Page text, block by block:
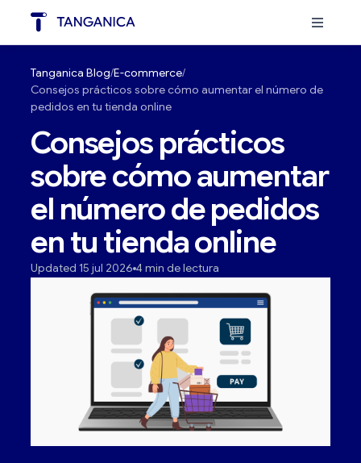
Tanganica Blog E-commerce
Consejos prácticos sobre cómo aumentar el número de
pedidos en tu tienda online
Consejos prácticos
sobre cómo aumentar
el número de pedidos
en tu tienda online
Updated 15 jul 2026 4 min de lectura